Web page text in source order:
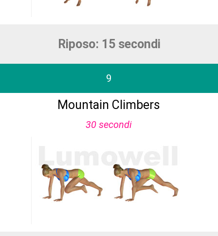
Riposo: 15 secondi
9
Mountain Climbers
30 secondi